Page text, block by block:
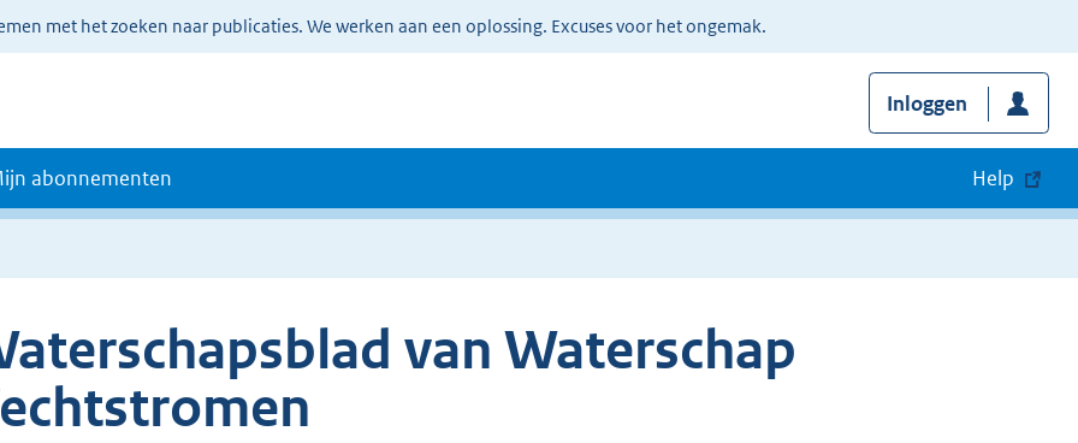
met het zoeken naar publicaties. We werken aan een oplossing. Excuses voor het ongemak.
Inloggen
abonnementen Help
van Waterschap